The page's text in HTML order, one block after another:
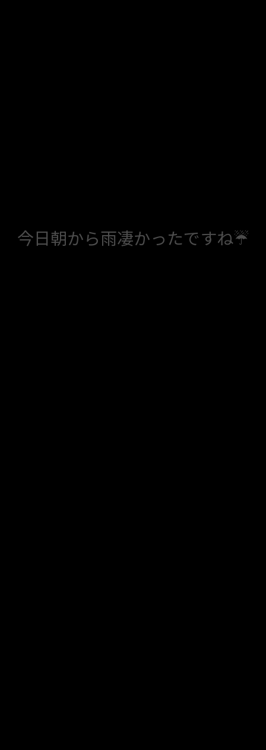
今日朝から雨凄かったですね☔️